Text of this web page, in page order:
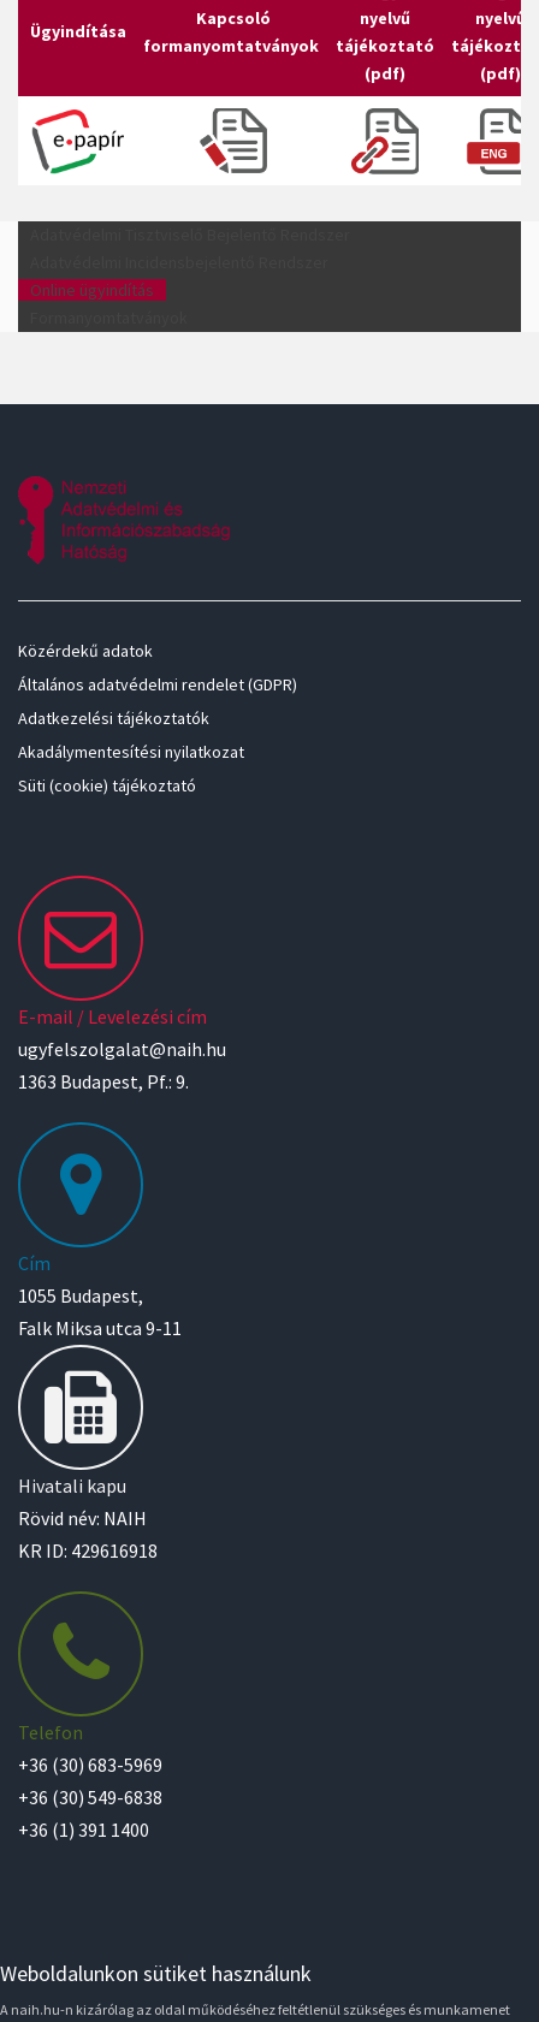
Ügyindítása
Kapcsoló
formanyomtatványok
nyelvű
tájékoztató
(pdf)
nyelvű
(pdf)
Online ügyindítás
Közérdekű adatok
Általános adatvédelmi rendelet (GDPR)
Adatkezelési tájékoztatók
Akadálymentesítési nyilatkozat
Süti (cookie) tájékoztató
E-mail / Levelezési cím
ugyfelszolgalat@naih.hu
1363 Budapest, Pf.: 9.
Cím
1055 Budapest,
Falk Miksa utca 9-11
Hivatali kapu
Rövid név: NAIH
KR ID: 429616918
Telefon
+36 (30) 683-5969
+36 (30) 549-6838
+36 (1) 391 1400
Weboldalunkon sütiket használunk
A naih.hu-n kizárólag az oldal működéséhez feltétlenül szükséges és munkamenet